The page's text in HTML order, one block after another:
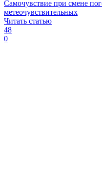
Самочувствие при смене
метеочувствительных
Читать статью
48
0